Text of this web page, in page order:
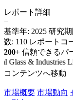
レポート詳細
−
基準年: 2025 研究期
数: 110 レポートコ
200+ 信頼できるパ
コンテンツへ移動
−
市場概要 市場動向